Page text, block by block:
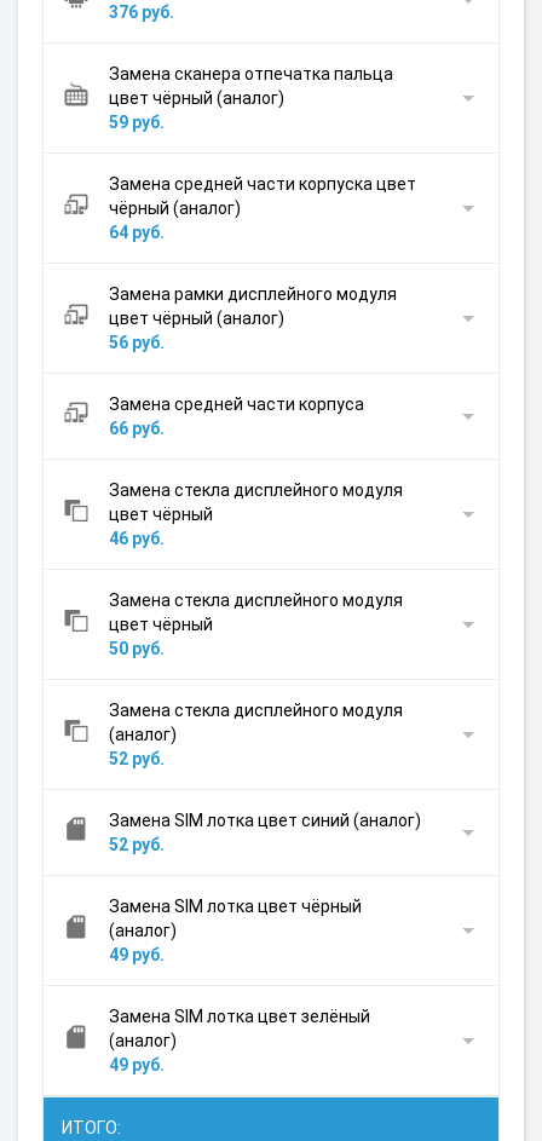
376 руб.
Замена сканера отпечатка пальца
цвет чёрный (аналог)
59 руб.
Замена средней части корпуска цвет
чёрный (аналог)
64 руб.
Замена рамки дисплейного модуля
цвет чёрный (аналог)
56 руб.
Замена средней части корпуса
66 руб.
Замена стекла дисплейного модуля
цвет чёрный
46 руб.
Замена стекла дисплейного модуля
цвет чёрный
50 руб.
Замена стекла дисплейного модуля
(аналог)
52 руб.
Замена SIM лотка цвет синий (аналог)
52 руб.
Замена SIM лотка цвет чёрный
(аналог)
49 руб.
Замена SIM лотка цвет зелёный
(аналог)
49 руб.
ИТОГО: